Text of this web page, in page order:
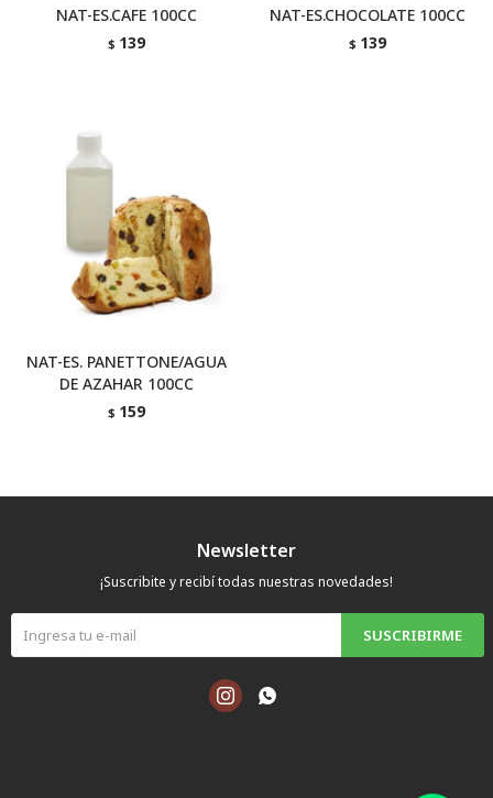
NAT-ES.CAFE 100CC
$ 139
NAT-ES.CHOCOLATE 100CC
$ 139
NAT-ES. PANETTONE/AGUA
DE AZAHAR 100CC
$ 159
Newsletter
¡Suscribite y recibí todas nuestras novedades!
SUSCRIBIRME
 